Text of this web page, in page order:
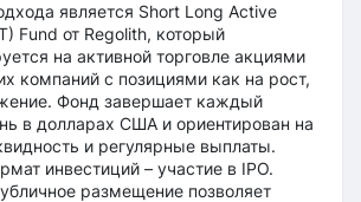
является Short Long Active
Fund от Regolith, который
на активной торговле акциями
компаний с позициями как на рост,
Фонд завершает каждый
в долларах США и ориентирован на
и регулярные выплаты.
инвестиций – участие в IPO.
размещение позволяет